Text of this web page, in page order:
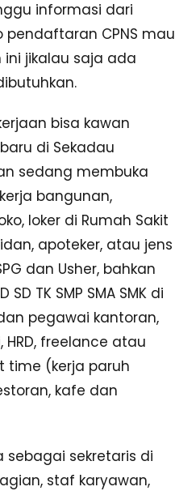
informasi dari
CPNS mau
ini jikalau saja ada
bisa kawan
di Sekadau
sedang membuka
bangunan,
loker di Rumah Sakit
apoteker, atau jens
dan Usher, bahkan
TK SMP SMA SMK di
pegawai kantoran,
HRD, freelance atau
time (kerja paruh
kafe dan
sebagai sekretaris di
staf karyawan,